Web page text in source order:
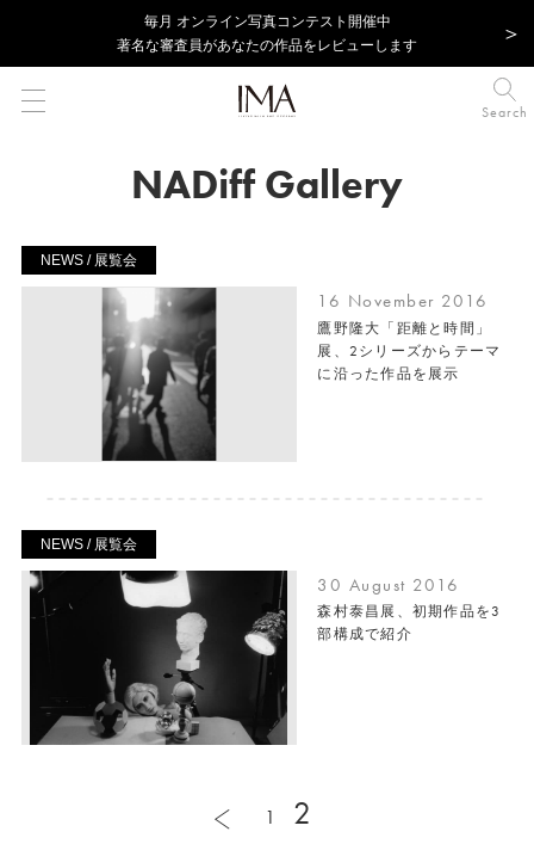
毎⽉ オンライン写真コンテスト開催中
著名な審査員があなたの作品をレビューします
Search
NADiff Gallery
NEWS / 展覧会
16 November 2016
鷹野隆大「距離と時間」
展、2シリーズからテーマ
に沿った作品を展示
NEWS / 展覧会
30 August 2016
森村泰昌展、初期作品を3
部構成で紹介
1 2